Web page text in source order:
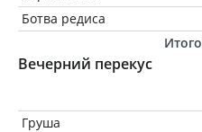
Ботва редиса
Итого
Вечерний перекус
Груша